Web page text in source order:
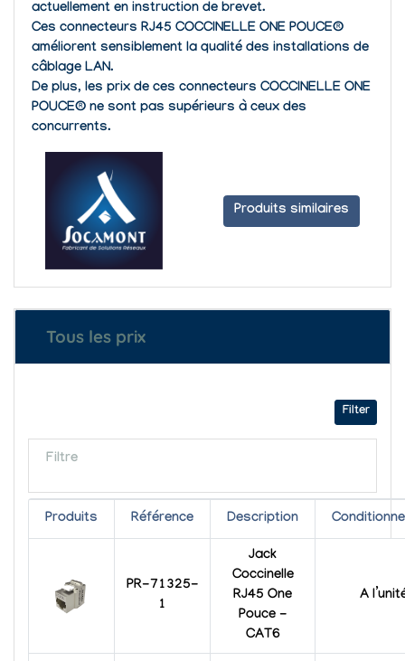
actuellement en instruction de brevet.
Ces connecteurs RJ45 COCCINELLE ONE POUCE®
améliorent sensiblement la qualité des installations de
câblage LAN.
De plus, les prix de ces connecteurs COCCINELLE ONE
POUCE® ne sont pas supérieurs à ceux des
concurrents.
Produits similaires
Tous les prix
Filter
Filtre
Produits Référence Description
PR-71325-
1
Jack
Coccinelle
RJ45 One
Pouce -
CAT6
A